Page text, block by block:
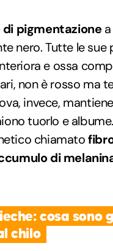
pigmentazionea
nero. Tutte le
e ossa
non è rosso ma
invece,
tuorlo e
chiamato
di
cosa
chilo